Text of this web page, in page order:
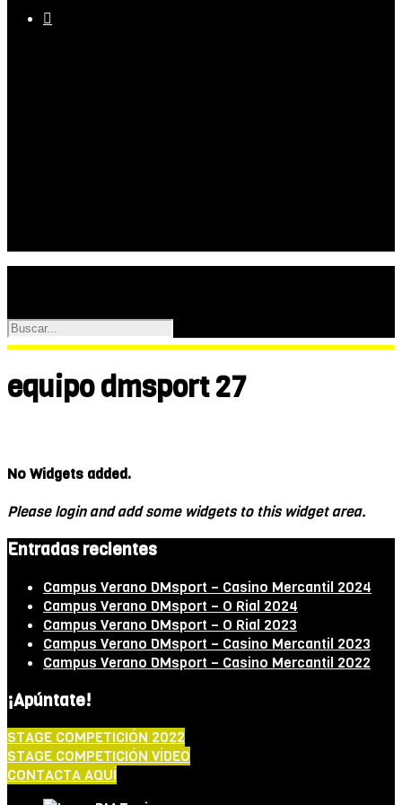

equipo dmsport 27
No Widgets added.
Please login and add some widgets to this widget area.
Entradas recientes
Campus Verano DMsport – Casino Mercantil 2024
Campus Verano DMsport – O Rial 2024
Campus Verano DMsport – O Rial 2023
Campus Verano DMsport – Casino Mercantil 2023
Campus Verano DMsport – Casino Mercantil 2022
¡Apúntate!
STAGE COMPETICIÓN 2022
STAGE COMPETICIÓN VÍDEO
CONTACTA AQUÍ